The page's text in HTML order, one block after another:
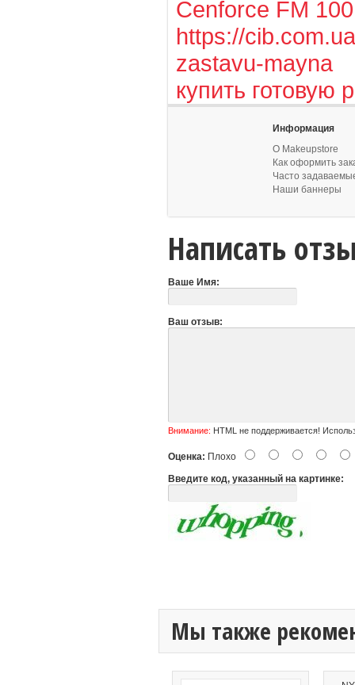
Cenforce FM 100
https://
zastavu-mayna
купить готовую
Информация
О Makeupstore
Как оформить
Часто
Наши баннеры
Написать
Ваше Имя:
Ваш отзыв:
Внимание: HTML не поддерживается!
Оценка: Плохо
Введите код, указанный на картинке:
Мы также